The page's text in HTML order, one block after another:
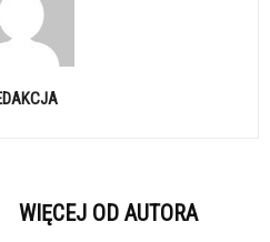
WIĘCEJ OD AUTORA